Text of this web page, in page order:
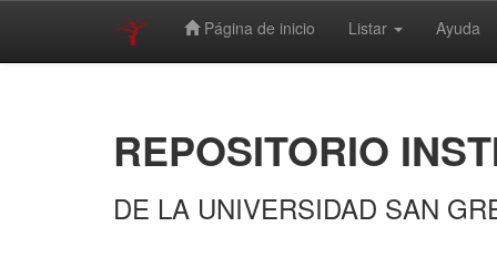
Página de inicio Listar Ayuda
REPOSITORIO
DE LA UNIVERSIDAD SAN